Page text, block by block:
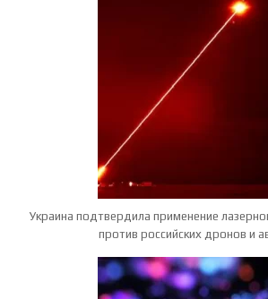
Украина подтвердила применение
против российских дронов и